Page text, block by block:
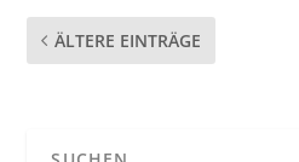
ÄLTERE EINTRÄGE